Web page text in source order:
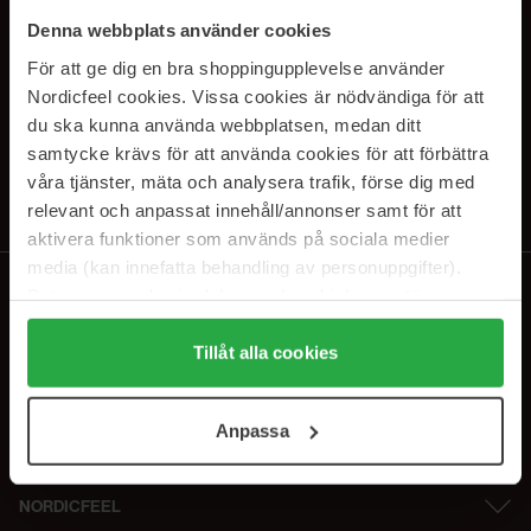
Denna webbplats använder cookies
För att ge dig en bra shoppingupplevelse använder
Nordicfeel cookies. Vissa cookies är nödvändiga för att
du ska kunna använda webbplatsen, medan ditt
samtycke krävs för att använda cookies för att förbättra
våra tjänster, mäta och analysera trafik, förse dig med
relevant och anpassat innehåll/annonser samt för att
aktivera funktioner som används på sociala medier
media (kan innefatta behandling av personuppgifter).
Genom att trycka på "Tillåt alla cookies" accepterar du
alla cookies, medan du under "Detaljer" kan anpassa
användningen av cookies. Du kan när som helst återkalla
samt vår Integritetspolicy.
Tillåt alla cookies
Anpassa
SUBSCRIBE TO OUR
NEWSLETTER
Sähköposti
Tilaamalla hyväksyttietosuojakäytäntömme. Peruuta tilaus milloin
NORDICFEEL